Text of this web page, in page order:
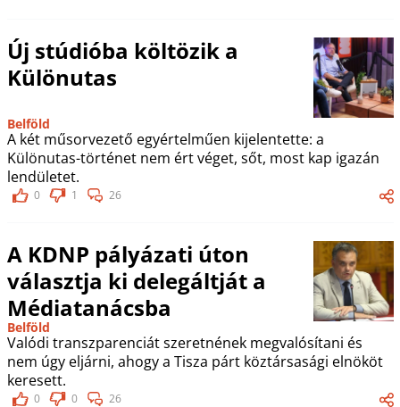
Új stúdióba költözik a
Különutas
Belföld
A két műsorvezető egyértelműen kijelentette: a
Különutas-történet nem ért véget, sőt, most kap igazán
lendületet.
0 1 26
A KDNP pályázati úton
választja ki delegáltját a
Médiatanácsba
Belföld
Valódi transzparenciát szeretnének megvalósítani és
nem úgy eljárni, ahogy a Tisza párt köztársasági elnököt
keresett.
0 0 26